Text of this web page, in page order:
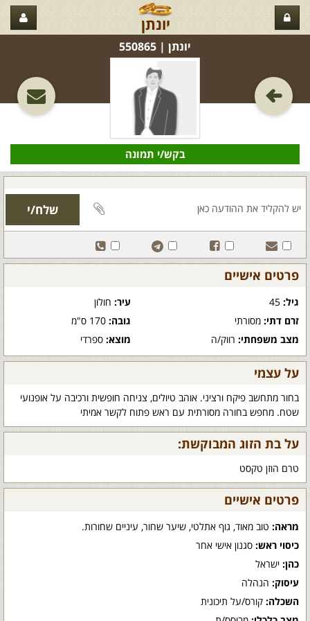
יונתן
יונתן‏ | 550865
בקש/י תמונה
פרטים אישיים
גיל: עיר:חולון
זרם דתי: מסורתי גובה:170 ס"מ
מצב משפחתי: רווק/ה מוצא:ספרדי
על עצמי
בחור מתחשב פיקח ורציני. אוהב טיולים, צניחה חופשית ורכיבה על אופנועי
שטח. מחפש בחורה מסורתית עם ראש פתוח לקשר אמיתי
על בת הזוג המבוקשת:
טרם הוזן טקסט
פרטים אישיים
מראה: טוב מאוד, גוף אתלטי, שיער שחור, עיניים שחורות.
כיסוי ראש: סגנון אישי אחר
כהן: ישראל
עיסוק: הנהלה
השכלה: קורס/על תיכונית